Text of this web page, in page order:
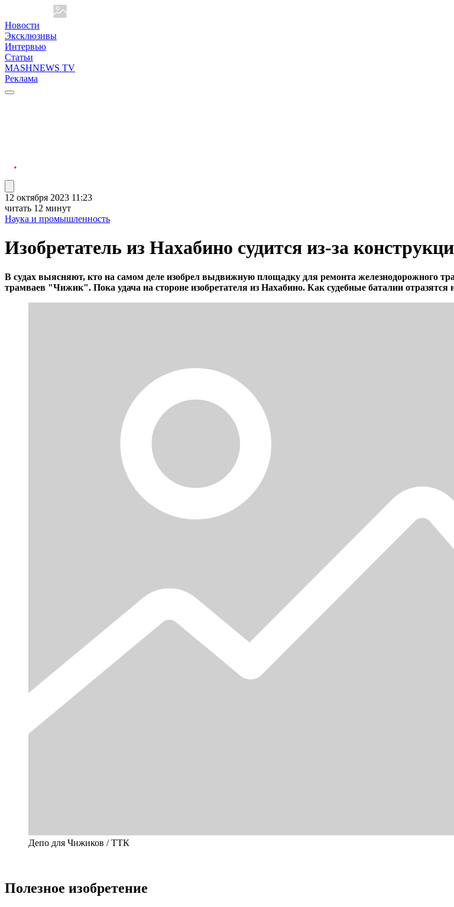
Новости
Эксклюзивы
Интервью
Статьи
MASHNEWS TV
Реклама
12 октября 2023 11:23
читать 12 минут
Наука и промышленность
Изобретатель из Нахабино судится из-за
В судах выясняют, кто на самом деле изобрел выдвижную площадку для ремонта железнодорожного
трамваев "Чижик". Пока удача на стороне изобретателя из Нахабино. Как судебные баталии
Депо для Чижиков / ТТК
Полезное изобретение